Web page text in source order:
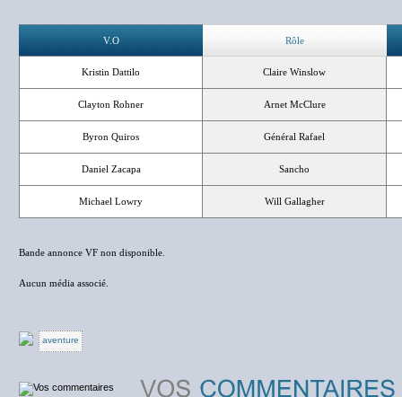
V.O Rôle
Kristin Dattilo Claire Winslow
Clayton Rohner Arnet McClure
Byron Quiros Général Rafael
Daniel Zacapa Sancho
Michael Lowry Will Gallagher
Bande annonce VF non disponible.
Aucun média associé.
aventure